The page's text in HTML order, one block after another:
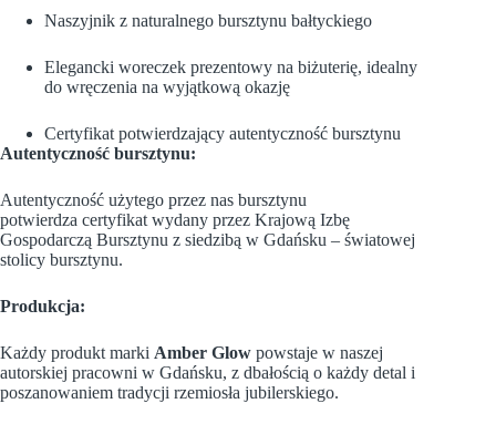
Naszyjnik z naturalnego bursztynu bałtyckiego
Elegancki woreczek prezentowy na biżuterię, idealny
do wręczenia na wyjątkową okazję
Certyfikat potwierdzający autentyczność bursztynu
Autentyczność bursztynu:
Autentyczność użytego przez nas bursztynu
potwierdza certyfikat wydany przez Krajową Izbę
Gospodarczą Bursztynu z siedzibą w Gdańsku – światowej
stolicy bursztynu.
Produkcja:
Każdy produkt marki Amber Glow powstaje w naszej
autorskiej pracowni w Gdańsku, z dbałością o każdy detal i
poszanowaniem tradycji rzemiosła jubilerskiego.